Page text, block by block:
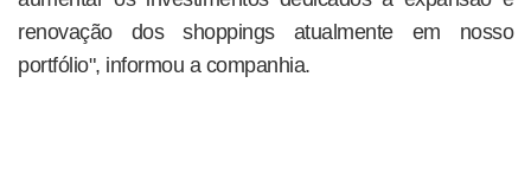
renovação dos shoppings atualmente em nosso
portfólio", informou a companhia.